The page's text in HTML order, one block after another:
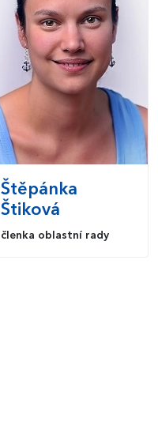
Štěpánka
Štiková
členka oblastní rady